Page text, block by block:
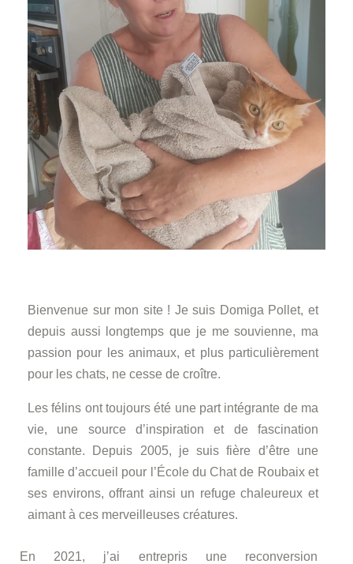
Bienvenue sur mon site ! Je suis Domiga Pollet, et
depuis aussi longtemps que je me souvienne, ma
passion pour les animaux, et plus particulièrement
pour les chats, ne cesse de croître.
Les félins ont toujours été une part intégrante de ma
vie, une source d’inspiration et de fascination
constante. Depuis 2005, je suis fière d’être une
famille d’accueil pour l’École du Chat de Roubaix et
ses environs, offrant ainsi un refuge chaleureux et
aimant à ces merveilleuses créatures.
En 2021, j’ai entrepris une reconversion